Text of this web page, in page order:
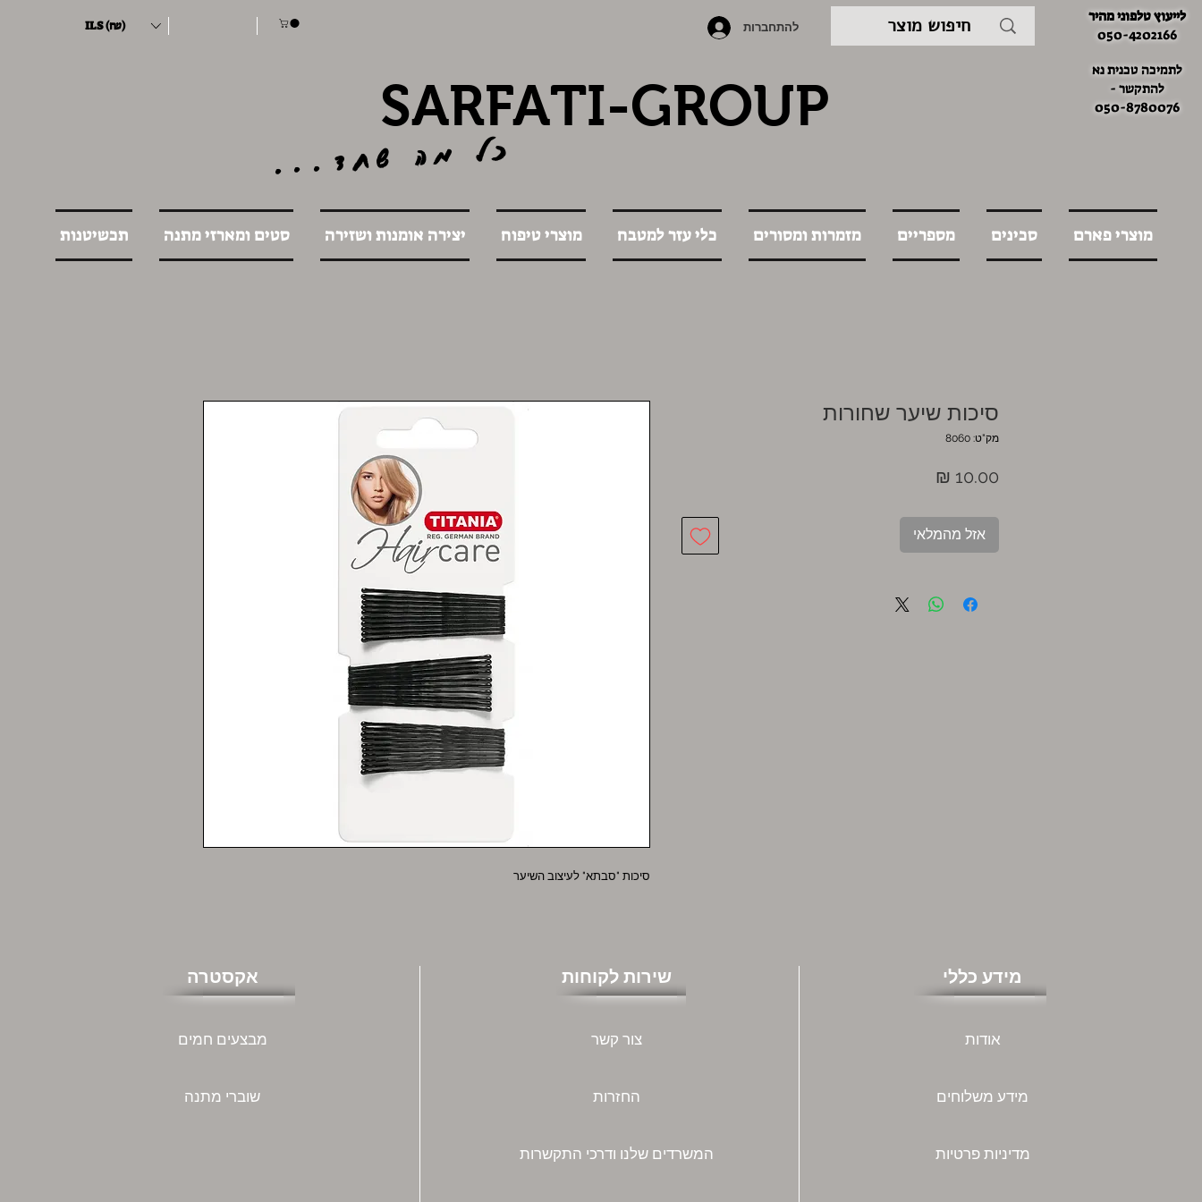
לייעוץ טלפוני מהיר
050-4202166
לתמיכה טכנית נא
להתקשר -
050-8780076
ILS (₪) להתחברות
SARFATI-GROUP
כל מה שחד...
מוצרי פארם סכינים מספריים מזמרות ומסורים כלי עזר למטבח מוצרי טיפוח יצירה אומנות ושזירה סטים ומארזי מתנה תכשיטנות
סיכות "סבתא" לעיצוב השיער
סיכות שיער שחורות
מק"ט: 8060
אזל מהמלאי
אקסטרה
מבצעים חמים
שוברי מתנה
שירות לקוחות
צור קשר
החזרות
המשרדים שלנו ודרכי התקשרות
מידע כללי
אודות
מידע משלוחים
מדיניות פרטיות